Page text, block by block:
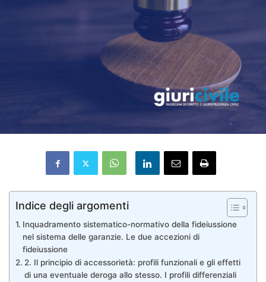
Indice degli argomenti
Inquadramento sistematico-normativo della fideiussione
nel sistema delle garanzie. Le due accezioni di
fideiussione
2. Il principio di accessorietà: profili funzionali e gli effetti
di una eventuale deroga allo stesso. I profili differenziali